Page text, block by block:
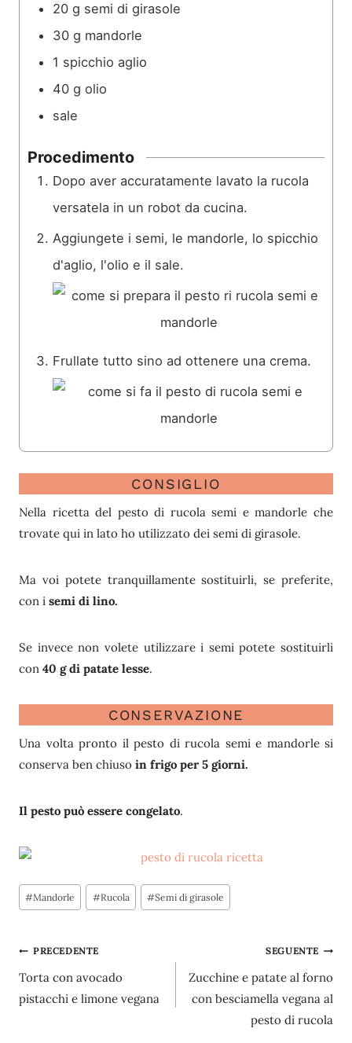
20 g semi di girasole
30 g mandorle
1 spicchio aglio
40 g olio
sale
Procedimento
Dopo aver accuratamente lavato la rucola
versatela in un robot da cucina.
Aggiungete i semi, le mandorle, lo spicchio
d'aglio, l'olio e il sale.
Frullate tutto sino ad ottenere una crema.
CONSIGLIO
Nella ricetta del pesto di rucola semi e mandorle che
trovate qui in lato ho utilizzato dei semi di girasole.
Ma voi potete tranquillamente sostituirli, se preferite,
con i semi di lino.
Se invece non volete utilizzare i semi potete sostituirli
con 40 g di patate lesse.
CONSERVAZIONE
Una volta pronto il pesto di rucola semi e mandorle si
conserva ben chiuso in frigo per 5 giorni.
Il pesto può essere congelato.
Tag
articolo:
#Mandorle #Rucola #Semi di girasole
Navigazione
articoli
PRECEDENTE
Torta con avocado
pistacchi e limone vegana
SEGUENTE
Zucchine e patate al forno
con besciamella vegana al
pesto di rucola